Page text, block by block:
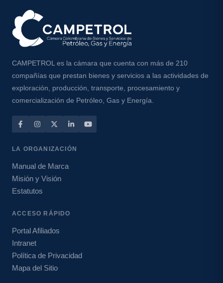
CAMPETROL es la cámara que cuenta con más de 210
compañías que prestan bienes y servicios a las actividades de
exploración, producción, transporte, procesamiento y
comercialización de Petróleo, Gas y Energía.
LA ORGANIZACIÓN
Manual de Marca
Misión y Visión
Estatutos
ACCESO RÁPIDO
Portal Afiliados
Intranet
Política de Privacidad
Mapa del Sitio